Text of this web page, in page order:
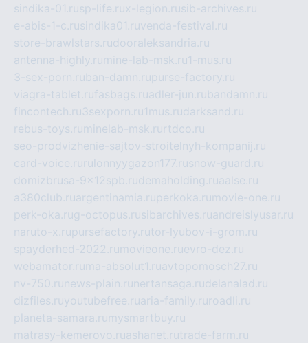
sindika-01.rusp-life.rux-legion.rusib-archives.ru
e-abis-1-c.rusindika01.ruvenda-festival.ru
store-brawlstars.rudooraleksandria.ru
antenna-highly.ru mine-lab-msk.ru1-mus.ru
3-sex-porn.ruban-damn.rupurse-factory.ru
viagra-tablet.rufasbags.ruadler-jun.rubandamn.ru
fincontech.ru3sexporn.ru1mus.rudarksand.ru
rebus-toys.ru minelab-msk.ru rtdco.ru
seo-prodvizhenie-sajtov-stroitelnyh-kompanij.ru
card-voice.ru rulonnyygazon177.rusnow-guard.ru
domizbrusa-9x12spb.rudemaholding.ruaalse.ru
a380club.ruargentinamia.ruperkoka.ru movie-one.ru
perk-oka.rug-octopus.rusibarchives.ruandreislyusar.ru
naruto-x.rupursefactory.rutor-lyubov-i-grom.ru
spayderhed-2022.ru movieone.ruevro-dez.ru
webamator.ru ma-absolut1.ruavtopomosch27.ru
nv-750.ru news-plain.ru nertansaga.rudelanalad.ru
dizfiles.ruyoutubefree.ruaria-family.ru roadli.ru
planeta-samara.ru mysmartbuy.ru
matrasy-kemerovo.ruashanet.rutrade-farm.ru